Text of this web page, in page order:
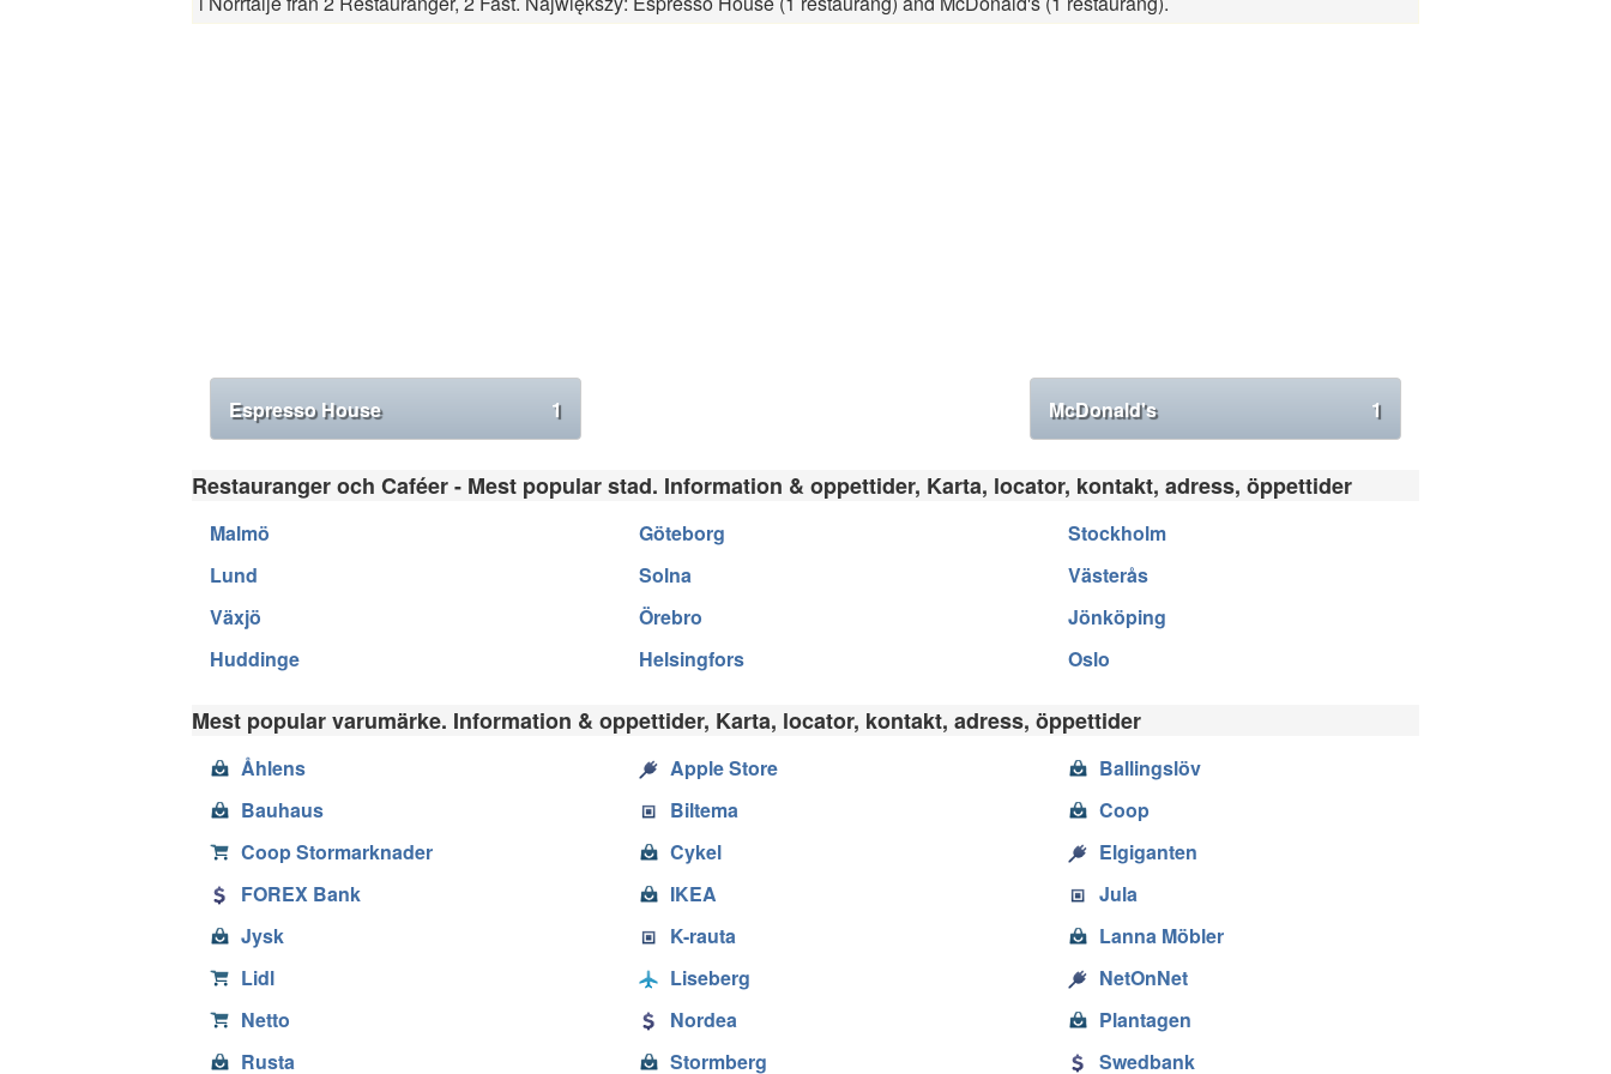
Espresso House 1 McDonald's 1
Restauranger och Caféer - Mest popular stad. Information & oppettider, Karta, locator, kontakt, adress, öppettider
Malmö Göteborg
Stockholm
Lund
Solna
Västerås
Växjö
Örebro
Jönköping
Huddinge
Helsingfors Oslo
Mest popular varumärke. Information & oppettider, Karta, locator, kontakt, adress, öppettider
Åhlens Apple Store
Ballingslöv
Bauhaus
Biltema
Coop
Coop Stormarknader
Cykel
Elgiganten
FOREX Bank
IKEA
Jula
Jysk
K-rauta
Lanna Möbler
Lidl
Liseberg
NetOnNet
Netto
Nordea
Plantagen
Rusta
Stormberg Swedbank